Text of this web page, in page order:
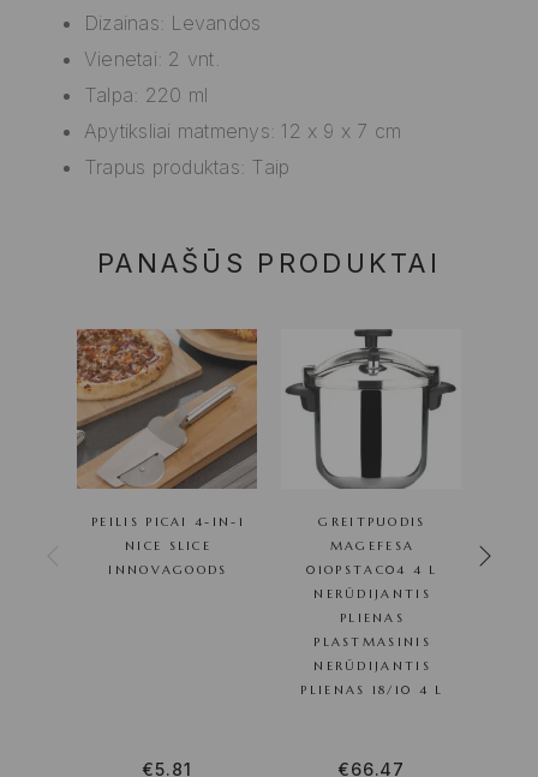
Dizainas: Levandos
Vienetai: 2 vnt.
Talpa: 220 ml
Apytiksliai matmenys: 12 x 9 x 7 cm
Trapus produktas: Taip
PANAŠŪS PRODUKTAI
PEILIS PICAI 4-IN-1
NICE SLICE
INNOVAGOODS
€5.81
GREITPUODIS
MAGEFESA
01OPSTAC04 4 L
NERŪDIJANTIS
PLIENAS
PLASTMASINIS
NERŪDIJANTIS
PLIENAS 18/10 4 L
€66.47